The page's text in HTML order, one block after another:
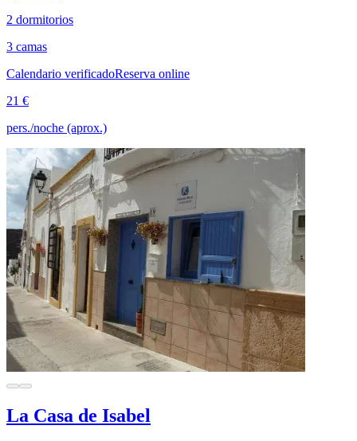
2 dormitorios
3 camas
Calendario verificadoReserva online
21 €
pers./noche (aprox.)
La Casa de Isabel